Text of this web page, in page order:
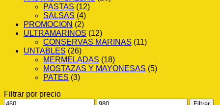
PASTAS (12)
SALSAS (4)
PROMOCION (2)
ULTRAMARINOS (12)
CONSERVAS MARINAS (11)
UNTABLES (26)
MERMELADAS (18)
MOSTAZAS Y MAYONESAS (5)
PATES (3)
Filtrar por precio
Precio
Precio